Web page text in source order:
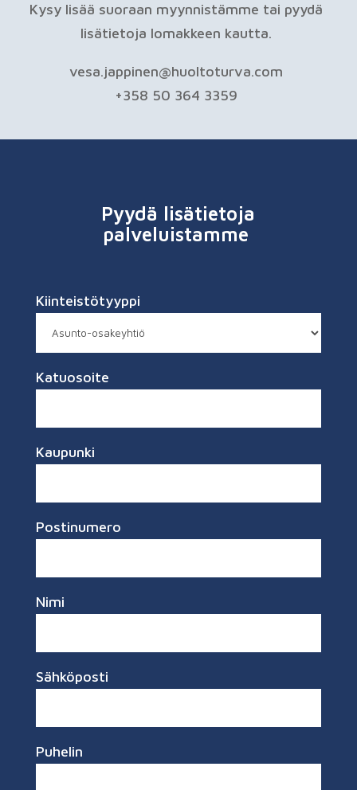
Kysy lisää suoraan myynnistämme tai pyydä
lisätietoja lomakkeen kautta.
vesa.jappinen@huoltoturva.com
+358 50 364 3359
Pyydä lisätietoja
palveluistamme
Kiinteistötyyppi
Katuosoite
Kaupunki
Postinumero
Nimi
Sähköposti
Puhelin